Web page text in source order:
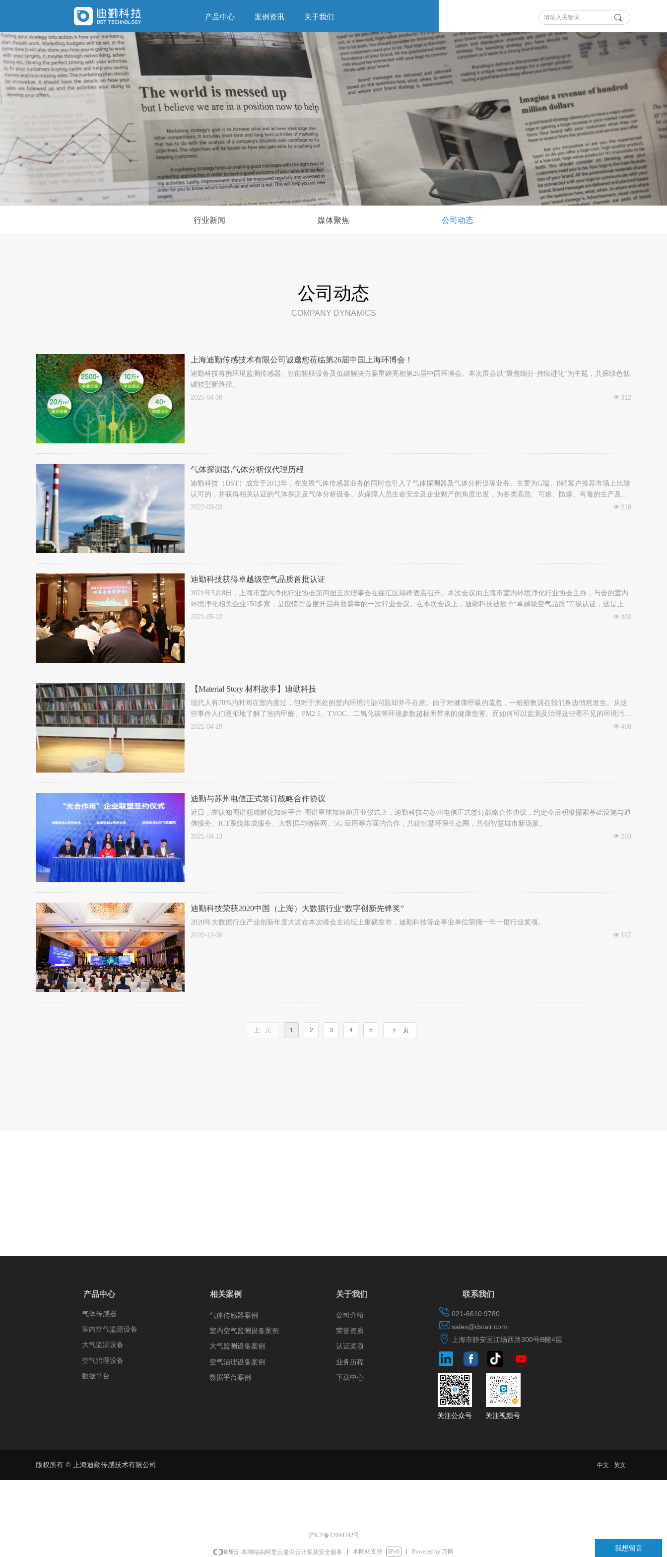
产品中心 案例资讯 关于我们 끠
公司动态
COMPANY DYNAMICS
上海迪勤传感技术有限公司诚邀您莅临第26届中国上海环博会！
迪勤科技将携环境监测传感器、智能物联设备及低碳解决方案重磅亮相第26届中国环博会。本次展会以“聚焦细分·持续进化”为主题，共探绿色低
碳转型新路径。
넶 312
2025-04-08
气体探测器,气体分析仪代理历程
迪勤科技（DST）成立于2012年，在发展气体传感器业务的同时也引入了气体探测器及气体分析仪等业务。主要为G端、B端客户推荐市场上比较
认可的，并获得相关认证的气体探测及气体分析设备。从保障人员生命安全及企业财产的角度出发，为各类高危、可燃、防爆、有毒的生产及作
业环境提供整套的气体探测方面的解决方案，并提供升级及改造方面的专业服务。
넶 219
2022-03-03
迪勤科技获得卓越级空气品质首批认证
2021年5月8日，上海市室内净化行业协会第四届五次理事会在徐汇区瑞峰酒店召开。本次会议由上海市室内环境净化行业协会主办，与会的室内
环境净化相关企业150多家，是疫情后首度开启共襄盛举的一次行业会议。在本次会议上，迪勤科技被授予“卓越级空气品质”等级认证，这是上海
市净化协会评定的首批关于“室内空气品质”的等级认证（本次共有2家），成为上海市公共场所室内空气品质测评认证的先例。
넶 403
2021-05-12
【Material Story 材料故事】迪勤科技
现代人有70%的时间在室内度过，但对于所处的室内环境污染问题却并不在意。由于对健康呼吸的疏忽，一桩桩教训在我们身边悄然发生。从这
些事件人们逐渐地了解了室内甲醛、PM2.5、TVOC、二氧化碳等环境参数超标所带来的健康危害。而如何可以监测及治理这些看不见的环境污
染？迪勤科技为此提供了一整套环境空气质量监测解决方案。
넶 468
2021-04-29
迪勤与苏州电信正式签订战略合作协议
近日，在认知图谱领域孵化加速平台-图谱星球加速舱开业仪式上，迪勤科技与苏州电信正式签订战略合作协议，约定今后积极探索基础设施与通
信服务、ICT系统集成服务、大数据与物联网、5G 应用等方面的合作，共建智慧环保生态圈，共创智慧城市新场景。
넶 293
2021-04-13
迪勤科技荣获2020中国（上海）大数据行业“数字创新先锋奖”
2020年大数据行业产业创新年度大奖在本次峰会主论坛上重磅发布，迪勤科技等企事业单位荣摘一年一度行业奖项。
넶 167
2020-12-08
上一页 1 2 3 4 5 下一页
行业新闻 媒体聚焦 公司动态
我想留言
产品中心 相关案例 关于我们 联系我们
气体传感器
室内空气监测设备
大气监测设备
空气治理设备
数据平台
公司介绍
荣誉资质
认证奖项
业务历程
下载中心
气体传感器案例
室内空气监测设备案例
大气监测设备案例
空气治理设备案例
数据平台案例
021-6610 9780
sales@dstair.com
上海市静安区江场西路300号B幢4层
​​​​​​​​​​​​​​关注公众号 ​​​​​​​​​​​​​​关注视频号
版权所有 © 上海迪勤传感技术有限公司 中文 英文
沪ICP备12044742号
本网站由阿里云提供云计算及安全服务 本网站支持 IPv6 Powered by 万网